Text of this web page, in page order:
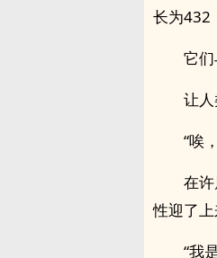
长为432
它
让
“唉
在
性迎了上
“我